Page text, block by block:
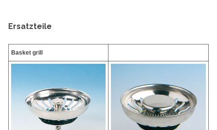
Ersatzteile
Basket grill